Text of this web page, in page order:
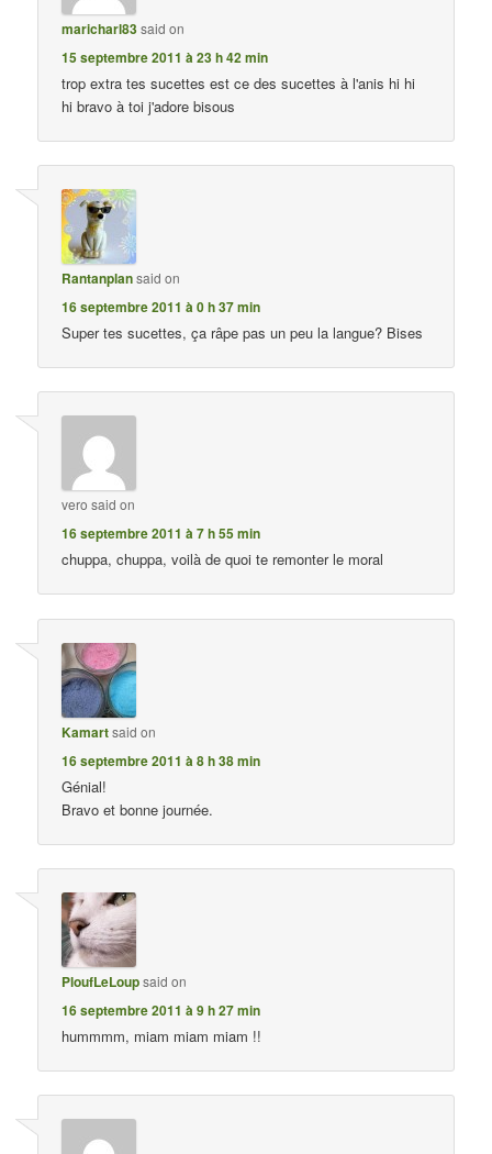
maricharl83said on
15 septembre 2011 à 23 h 42 min
trop extra tes sucettes est ce des sucettes à l'anis hi hi
hi bravo à toi j'adore bisous
Rantanplansaid on
16 septembre 2011 à 0 h 37 min
Super tes sucettes, ça râpe pas un peu la langue? Bises
vero said on
16 septembre 2011 à 7 h 55 min
chuppa, chuppa, voilà de quoi te remonter le moral
Kamartsaid on
16 septembre 2011 à 8 h 38 min
Génial!
Bravo et bonne journée.
PloufLeLoupsaid on
16 septembre 2011 à 9 h 27 min
hummmm, miam miam miam !!